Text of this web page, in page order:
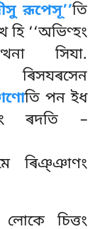
রূপেসূ’’তি
হি ‘‘অভিণ্হং
সিযা.
তি পন ইধ
ৰদতি –
মে ৰিঞ্ঞাণং
চিত্তং